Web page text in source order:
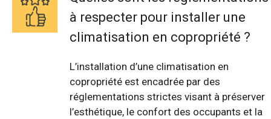
à respecter pour installer une
climatisation en copropriété ?
L’installation d’une climatisation en
copropriété est encadrée par des
réglementations strictes visant à préserver
l’esthétique, le confort des occupants et la